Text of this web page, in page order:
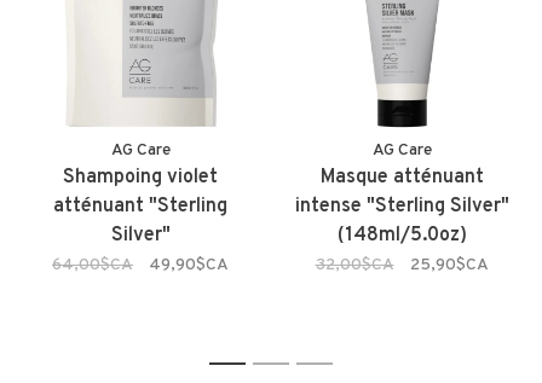
AG Care
Shampoing violet
atténuant "Sterling
Silver"
64,00$CA 49,90$CA
AG Care
Masque atténuant
intense "Sterling Silver"
(148ml/5.0oz)
32,00$CA 25,90$CA
1 2 3